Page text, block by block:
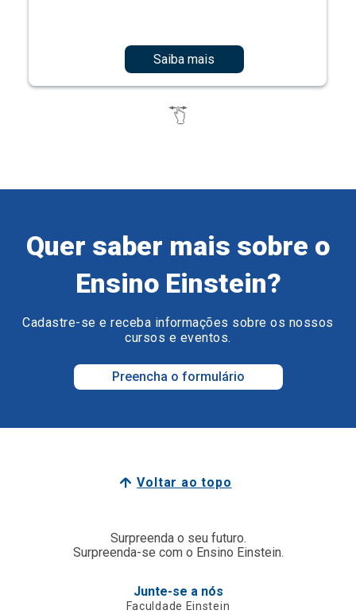
Saiba mais
Quer saber mais sobre o
Ensino Einstein?
Cadastre-se e receba informações sobre os nossos
cursos e eventos.
Preencha o formulário
Voltar ao topo
Surpreenda o seu futuro.
Surpreenda-se com o Ensino Einstein.
Junte-se a nós
Faculdade Einstein